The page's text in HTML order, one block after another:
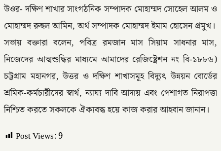
উওর- দক্ষিণ শাখার সাংগঠনিক সম্পাদক মোহাম্মদ সোহেল আলম ও
মোহাম্মদ রুহুল আমিন, অর্থ সম্পাদক মোহাম্মদ ইমাম হোসেন প্রমুখ।
সভায় বক্তারা বলেন, পবিত্র রমজান মাস সিয়াম সাধনার মাস,
নিজেদের আত্মশুদ্ধির মাধ্যমে আমাদের রেজিষ্ট্রেশন নং বি-১৮৮৬)
চট্টগ্রাম মহানগর, উত্তর ও দক্ষিণ শাখাসমূহ বিদ্যুৎ উন্নয়ন বোর্ডের
শ্রমিক-কর্মচারীদের স্বার্থ, ন্যায্য দাবি আদায় এবং পেশাগত নিরাপত্তা
নিশ্চিত করতে সকলকে ঐক্যবদ্ধ হয়ে কাজ করার আহবান জানান।
Post Views:9